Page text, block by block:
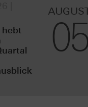
hebt
05